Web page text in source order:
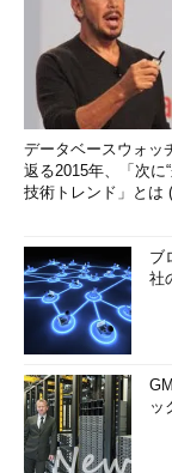
データベースウォッ
返る2015年、「次に
技術トレンド」とは
ブ
社
ッ